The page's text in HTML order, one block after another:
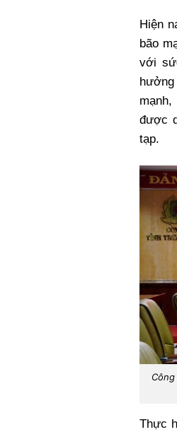
Hiện
bão
với
được
tạp.
Thực